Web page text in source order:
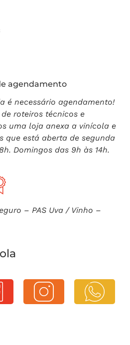
agendamento
é necessário agendamento!
roteiros técnicos e
uma loja anexa a vinícola e
que está aberta de segunda
Domingos das 9h às 14h.
– PAS Uva / Vinho –